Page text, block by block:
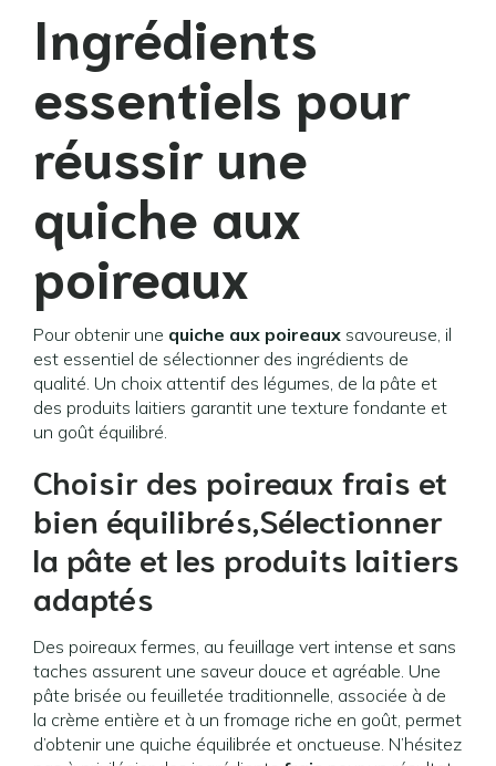
Ingrédients
essentiels pour
réussir une
quiche aux
poireaux
Pour obtenir une quiche aux poireaux savoureuse, il
est essentiel de sélectionner des ingrédients de
qualité. Un choix attentif des légumes, de la pâte et
des produits laitiers garantit une texture fondante et
un goût équilibré.
Choisir des poireaux frais et
bien équilibrés,Sélectionner
la pâte et les produits laitiers
adaptés
Des poireaux fermes, au feuillage vert intense et sans
taches assurent une saveur douce et agréable. Une
pâte brisée ou feuilletée traditionnelle, associée à de
la crème entière et à un fromage riche en goût, permet
d’obtenir une quiche équilibrée et onctueuse. N’hésitez